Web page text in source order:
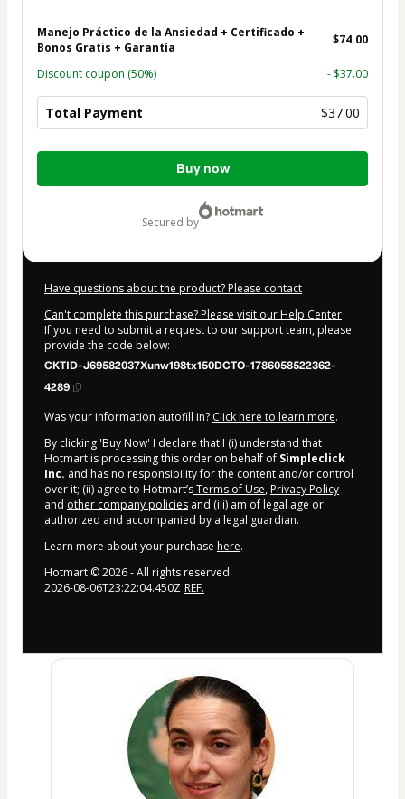
Manejo Práctico de la Ansiedad + Certificado +
Bonos Gratis + Garantía
$74.00
Discount coupon (50%) - $37.00
Total Payment $37.00
Total
Buy now
secured by
Have questions about the product? Please contact
Can't complete this purchase? Please visit our Help Center
If you need to submit a request to our support team, please
provide the code below:
CKTID-J69582037Xunw198tx150DCTO-1786058522362-
4289
Was your information autofill in? Click here to learn more.
By clicking 'Buy Now' I declare that I (i) understand that
Hotmart is processing this order on behalf of Simpleclick
Inc. and has no responsibility for the content and/or control
over it; (ii) agree to Hotmart’sTerms of Use, Privacy Policy
and other company policies and (iii) am of legal age or
authorized and accompanied by a legal guardian.
Learn more about your purchase here.
Hotmart ©2026- All rights reserved
2026-08-06T23:22:04.450Z REF.